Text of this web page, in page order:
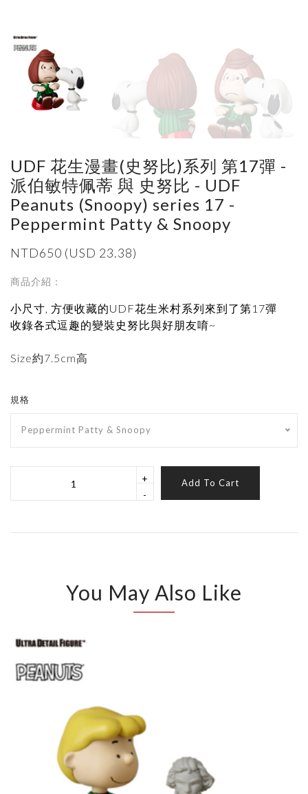
UDF 花生漫畫(史努比)系列 第17彈 -
派伯敏特佩蒂 與 史努比 - UDF
Peanuts (Snoopy) series 17 -
Peppermint Patty & Snoopy
NTD650 (USD 23.38)
商品介紹：
小尺寸, 方便收藏的UDF花生米村系列來到了第17彈
收錄各式逗趣的變裝史努比與好朋友唷~
Size約7.5cm高
規格
Peppermint Patty & Snoopy
+
-
Add To Cart
You May Also Like